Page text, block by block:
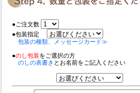
●ご注文数
●包装指定
包装の種類、メッセージカード≫
●のし包装をご選択の方
のしの表書き とお名前をご記入ください